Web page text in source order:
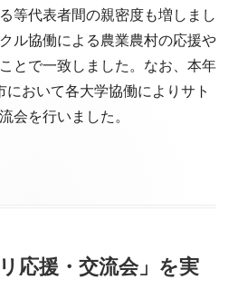
等代表者間の親密度も増しまし
ル協働による農業農村の応援や
とで一致しました。なお、本年
おいて各大学協働によりサト
会を行いました。
応援・交流会」を実